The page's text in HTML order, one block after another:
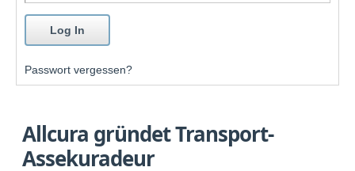
Passwort vergessen?
Allcura gründet Transport-
Assekuradeur